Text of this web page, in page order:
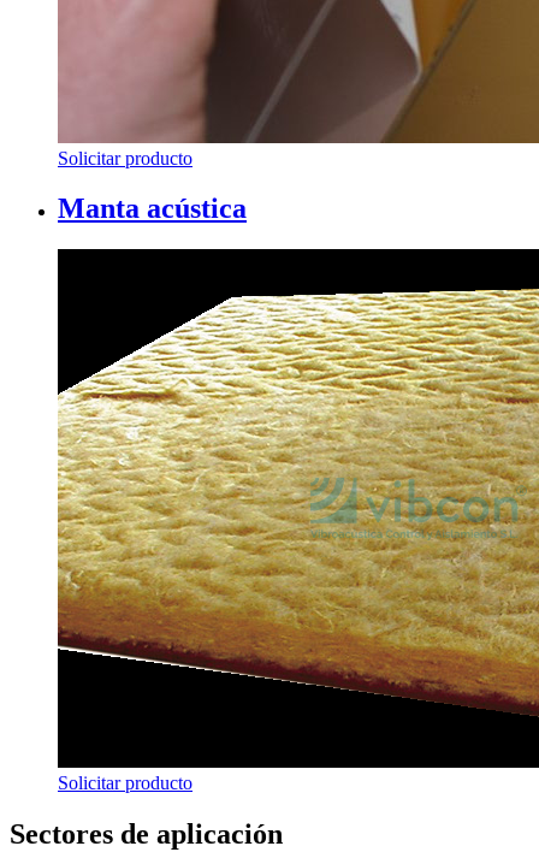
Solicitar producto
Manta acústica
Solicitar producto
Sectores de aplicación